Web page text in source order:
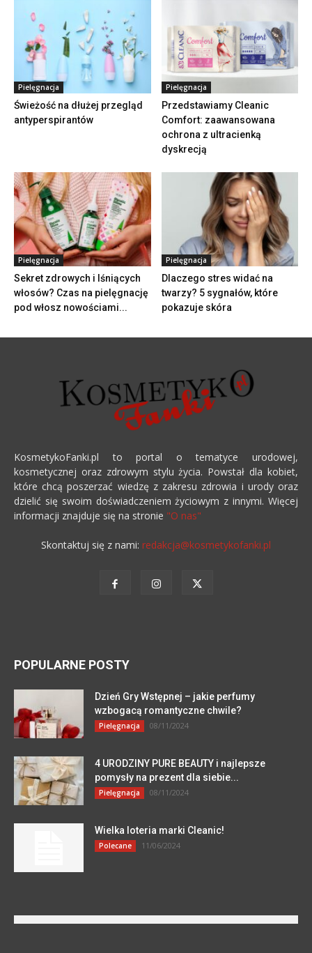
Pielęgnacja
Świeżość na dłużej przegląd
antyperspirantów
Pielęgnacja
Przedstawiamy Cleanic
Comfort: zaawansowana
ochrona z ultracienką
dyskrecją
Pielęgnacja
Sekret zdrowych i lśniących
włosów? Czas na pielęgnację
pod włosz nowościami...
Pielęgnacja
Dlaczego stres widać na
twarzy? 5 sygnałów, które
pokazuje skóra
KosmetykoFanki.pl to portal o tematyce urodowej,
kosmetycznej oraz zdrowym stylu życia. Powstał dla kobiet,
które chcą poszerzać wiedzę z zakresu zdrowia i urody oraz
dzielić się swoim doświadczeniem życiowym z innymi. Więcej
informacji znajduje się na stronie "O nas"
Skontaktuj się z nami: redakcja@kosmetykofanki.pl
POPULARNE POSTY
Dzień Gry Wstępnej – jakie perfumy
wzbogacą romantyczne chwile?
Pielęgnacja 08/11/2024
4 URODZINY PURE BEAUTY i najlepsze
pomysły na prezent dla siebie...
Pielęgnacja 08/11/2024
Wielka loteria marki Cleanic!
Polecane 11/06/2024